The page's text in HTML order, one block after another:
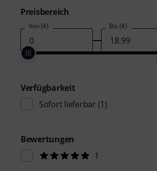
Preisbereich
Von (€) Bis (€)
Verfügbarkeit
Sofort lieferbar (1)
Bewertungen
1